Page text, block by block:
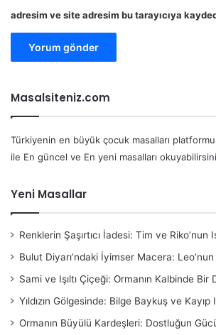
adresim ve site adresim bu tarayıcıya
Masalsiteniz.com
Türkiyenin en büyük çocuk masalları
ile En güncel ve En yeni masalları
Yeni Masallar
Renklerin Şaşırtıcı İadesi: Tim ve Riko’nun
Bulut Diyarı’ndaki İyimser Macera:
Sami ve Işıltı Çiçeği: Ormanın Kalbinde Bir
Yıldızın Gölgesinde: Bilge Baykuş ve Kayıp
Ormanın Büyülü Kardeşleri: Dostluğun